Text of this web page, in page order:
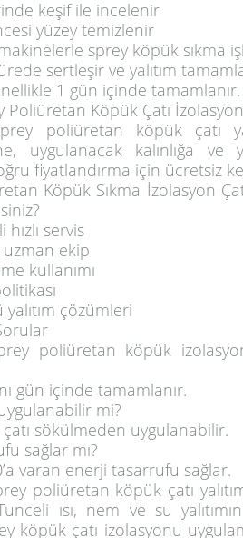
keşif ile incelenir
yüzey temizlenir
sprey köpük sıkma
sertleşir ve yalıtım
1 gün içinde tamamlanır.
Köpük Çatı İzolasyon
poliüretan köpük çatı
uygulanacak kalınlığa
fiyatlandırma için ücretsiz
Köpük Sıkma İzolasyon
servis
ekip
kullanımı
çözümleri
poliüretan köpük
gün içinde tamamlanır.
mi?
sökülmeden uygulanabilir.
sağlar mı?
varan enerji tasarrufu sağlar.
poliüretan köpük çatı
ısı, nem ve su
köpük çatı izolasyonu